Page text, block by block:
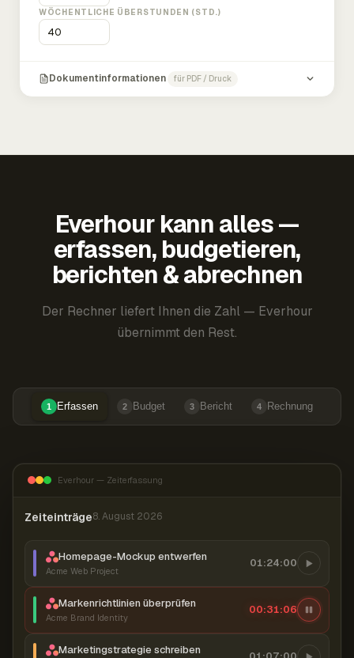
WÖCHENTLICHE ÜBERSTUNDEN (STD.)
Dokumentinformationen für PDF / Druck
Everhour kann alles —
erfassen, budgetieren,
berichten & abrechnen
Der Rechner liefert Ihnen die Zahl — Everhour
übernimmt den Rest.
1 Erfassen 2 Budget 3 Bericht 4 Rechnung
Everhour — Zeiterfassung
Zeiteinträge8. August 2026
Homepage-Mockup entwerfen
Acme Web Project
01:24:00
Markenrichtlinien überprüfen
Acme Brand Identity
00:31:07
Marketingstrategie schreiben